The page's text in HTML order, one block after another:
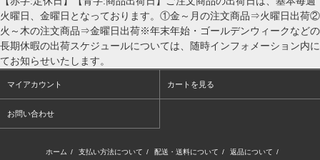
火曜日、金曜日となっております。①金～月の注文商品⇒火曜日出荷②
火～木の注文商品⇒金曜日出荷※年末年始・ゴールデンウィークなどの
長期休暇の出荷スケジュールについては、随時インフォメーション内に
てお知らせいたします。
マイアカウント カートを見る
お問い合わせ
ホーム / 支払い方法について / 配送・送料について / 返品について /